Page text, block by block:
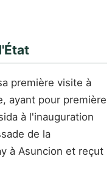
première visite à
ayant pour première
à l'inauguration
de la
à Asuncion et reçut